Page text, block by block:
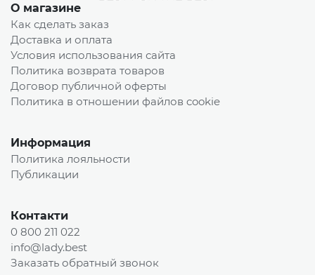
О магазине
Как сделать заказ
Доставка и оплата
Условия использования сайта
Политика возврата товаров
Договор публичной оферты
Политика в отношении файлов cookie
Информация
Политика лояльности
Публикации
Контакти
0 800 211 022
info@lady.best
Заказать обратный звонок